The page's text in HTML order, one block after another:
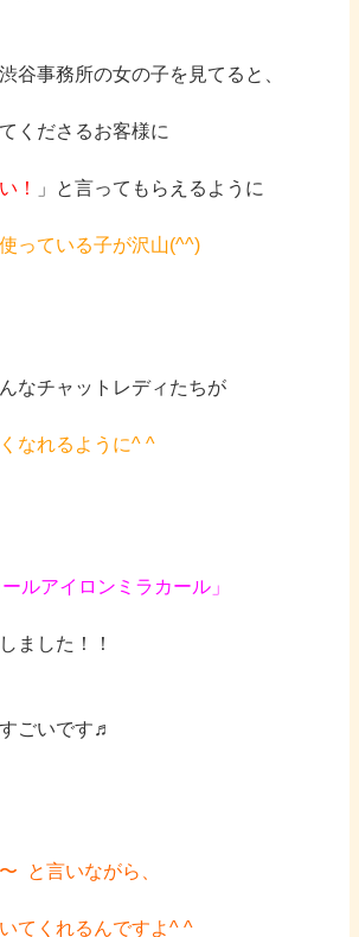
谷事務所の女の子を見てると、
くださるお客様に
！ 」と言ってもらえるように
っている子が沢山(^^)
なチャットレディたちが
なれるように^ ^
ルアイロン ミラカール」
ました！！
ごいです♬
と言いながら、
てくれるんですよ^ ^